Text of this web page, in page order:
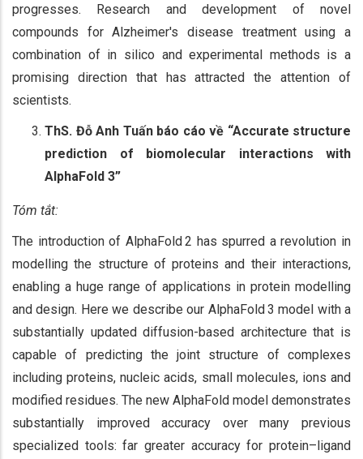
progresses. Research and development of novel
compounds for Alzheimer's disease treatment using a
combination of in silico and experimental methods is a
promising direction that has attracted the attention of
scientists.
ThS. Đỗ Anh Tuấn báo cáo về “Accurate structure
prediction of biomolecular interactions with
AlphaFold 3”
Tóm tắt:
The introduction of AlphaFold 2 has spurred a revolution in
modelling the structure of proteins and their interactions,
enabling a huge range of applications in protein modelling
and design. Here we describe our AlphaFold 3 model with a
substantially updated diffusion-based architecture that is
capable of predicting the joint structure of complexes
including proteins, nucleic acids, small molecules, ions and
modified residues. The new AlphaFold model demonstrates
substantially improved accuracy over many previous
specialized tools: far greater accuracy for protein–ligand